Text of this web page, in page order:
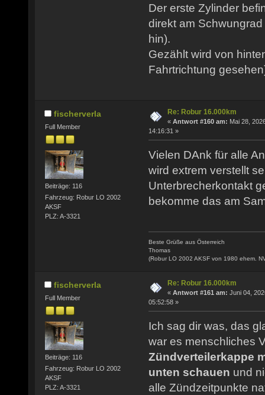
Der erste Zylinder
direkt am
hin).
Gezählt wird von
Fahrtrichtung
fischerverla
Full Member
Beiträge: 116
Fahrzeug: Robur LO 2002
AKSF
PLZ: A-3321
Re: Robur 16.000km
« Antwort #160 am: Mai 28,
14:16:31 »
Vielen DAnk für alle
wird extrem verstellt
Unterbrecherkontakt
bekomme das am
Beste Grüße aus Österreich
Thomas
(Robur LO 2002 AKSF von 1980 ehem.
fischerverla
Full Member
Beiträge: 116
Fahrzeug: Robur LO 2002
AKSF
PLZ: A-3321
Re: Robur 16.000km
« Antwort #161 am: Juni 04,
05:52:58 »
Ich sag dir was, das
war es menschliches
Zündverteilerkappe
unten schauen und
alle Zündzeitpunkte